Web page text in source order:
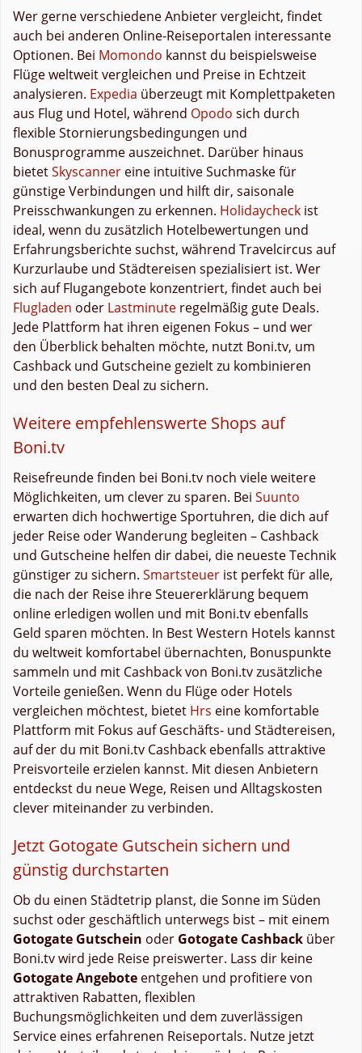
Wer gerne verschiedene Anbieter vergleicht, findet
auch bei anderen Online-Reiseportalen interessante
Optionen. Bei Momondo kannst du beispielsweise
Flüge weltweit vergleichen und Preise in Echtzeit
analysieren. Expedia überzeugt mit Komplettpaketen
aus Flug und Hotel, während Opodo sich durch
flexible Stornierungsbedingungen und
Bonusprogramme auszeichnet. Darüber hinaus
bietetSkyscanner eine intuitive Suchmaske für
günstige Verbindungen und hilft dir, saisonale
Preisschwankungen zu erkennen. Holidaycheck ist
ideal, wenn du zusätzlich Hotelbewertungen und
Erfahrungsberichte suchst, während Travelcircus auf
Kurzurlaube und Städtereisen spezialisiert ist. Wer
sich auf Flugangebote konzentriert, findet auch bei
Flugladen oder Lastminute regelmäßig gute Deals.
Jede Plattform hat ihren eigenen Fokus – und wer
den Überblick behalten möchte, nutzt Boni.tv, um
Cashback und Gutscheine gezielt zu kombinieren
und den besten Deal zu sichern.
Weitere empfehlenswerte Shops auf
Boni.tv
Reisefreunde finden bei Boni.tv noch viele weitere
Möglichkeiten, um clever zu sparen. Bei Suunto
erwarten dich hochwertige Sportuhren, die dich auf
jeder Reise oder Wanderung begleiten – Cashback
und Gutscheine helfen dir dabei, die neueste Technik
günstiger zu sichern. Smartsteuer ist perfekt für alle,
die nach der Reise ihre Steuererklärung bequem
online erledigen wollen und mit Boni.tv ebenfalls
Geld sparen möchten. In Best Western Hotels kannst
du weltweit komfortabel übernachten, Bonuspunkte
sammeln und mit Cashback von Boni.tv zusätzliche
Vorteile genießen. Wenn du Flüge oder Hotels
vergleichen möchtest, bietet Hrs eine komfortable
Plattform mit Fokus auf Geschäfts- und Städtereisen,
auf der du mit Boni.tv Cashback ebenfalls attraktive
Preisvorteile erzielen kannst. Mit diesen Anbietern
entdeckst du neue Wege, Reisen und Alltagskosten
clever miteinander zu verbinden.
Jetzt Gotogate Gutschein sichern und
günstig durchstarten
Ob du einen Städtetrip planst, die Sonne im Süden
suchst oder geschäftlich unterwegs bist – mit einem
Gotogate Gutschein oder Gotogate Cashback über
Boni.tv wird jede Reise preiswerter. Lass dir keine
Gotogate Angebote entgehen und profitiere von
attraktiven Rabatten, flexiblen
Buchungsmöglichkeiten und dem zuverlässigen
Service eines erfahrenen Reiseportals. Nutze jetzt